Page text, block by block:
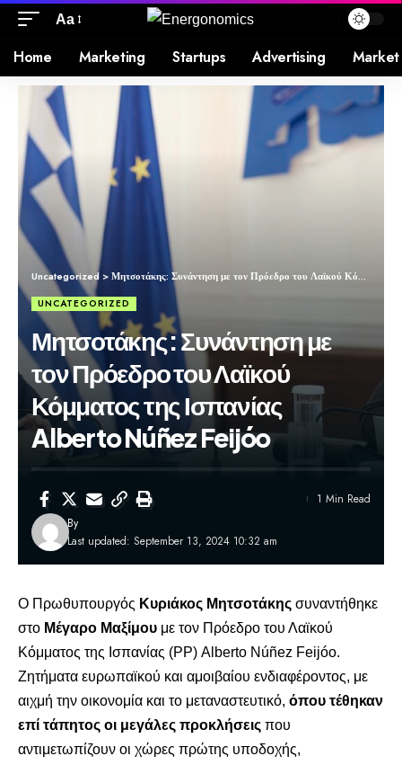
Aa
Home Marketing Startups Advertising Market
Uncategorized >Μητσοτάκης: Συνάντηση με τον Πρόεδρο του Λαϊκού Κόμματος της Ισπανίας Alberto Núñez Feijóo
UNCATEGORIZED
Μητσοτάκης: Συνάντηση με
τον Πρόεδρο του Λαϊκού
Κόμματος της Ισπανίας
Alberto Núñez Feijóo
Last updated: September 13, 2024 10:32 am
By
1 Min Read
Ο Πρωθυπουργός Κυριάκος Μητσοτάκης συναντήθηκε
στο Μέγαρο Μαξίμου με τον Πρόεδρο του Λαϊκού
Κόμματος της Ισπανίας (PP) Alberto Núñez Feijóo.
Ζητήματα ευρωπαϊκού και αμοιβαίου ενδιαφέροντος, με
αιχμή την οικονομία και το μεταναστευτικό, όπου τέθηκαν
επί τάπητος οι μεγάλες προκλήσεις που
αντιμετωπίζουν οι χώρες πρώτης υποδοχής,